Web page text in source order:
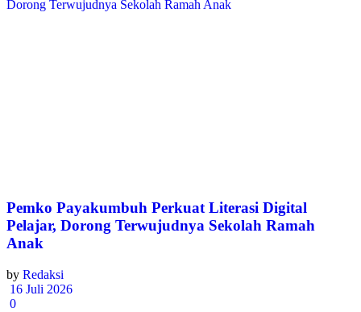
Pemko Payakumbuh Perkuat Literasi Digital
Pelajar, Dorong Terwujudnya Sekolah Ramah
Anak
by Redaksi
16 Juli 2026
0